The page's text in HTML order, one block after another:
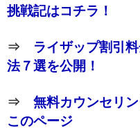
挑戦記はコチラ！
⇒ ライザップ割引
法７選を公開！
⇒ 無料カウンセリ
このページ